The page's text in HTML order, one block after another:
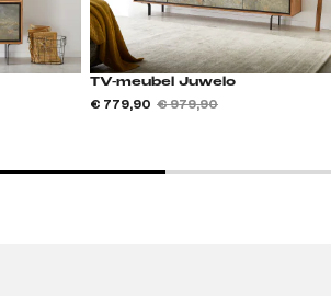
TV-meubel Juwelo
€ 779,90 € 979,90